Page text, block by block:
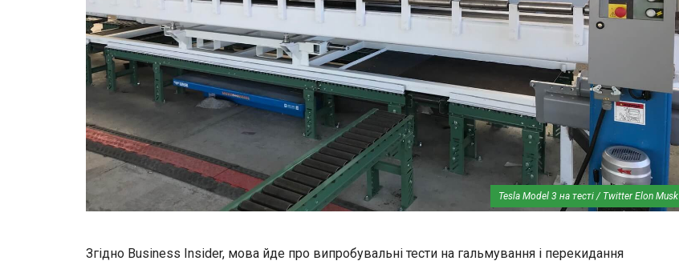
Tesla Model 3 на тесті / Twitter Elon Musk
Згідно Business Insider, мова йде про випробувальні тести на гальмування і перекидання